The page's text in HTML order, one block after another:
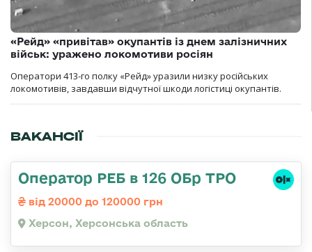
«Рейд» «привітав» окупантів із днем залізничних
військ: уражено локомотиви росіян
Оператори 413-го полку «Рейд» уразили низку російських
локомотивів, завдавши відчутної шкоди логістиці окупантів.
ВАКАНСІЇ
Оператор РЕБ в 126 ОБр ТРО
від 20000 до 120000 грн
Херсон, Херсонська область